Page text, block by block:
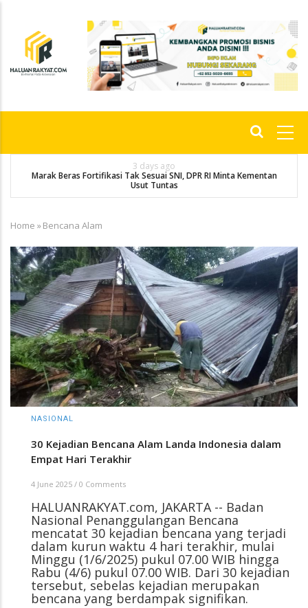
content
3 days ago
Marak Beras Fortifikasi Tak Sesuai SNI, DPR RI Minta Kementan
Usut Tuntas
Breadcrumb
Home »Bencana Alam
NASIONAL
30 Kejadian Bencana Alam Landa Indonesia dalam
Empat Hari Terakhir
4 June 2025 / 0 Comments
HALUANRAKYAT.com, JAKARTA -- Badan
Nasional Penanggulangan Bencana
mencatat 30 kejadian bencana yang terjadi
dalam kurun waktu 4 hari terakhir, mulai
Minggu (1/6/2025) pukul 07.00 WIB hingga
Rabu (4/6) pukul 07.00 WIB. Dari 30 kejadian
tersebut, sebelas kejadian merupakan
bencana yang berdampak signifikan.